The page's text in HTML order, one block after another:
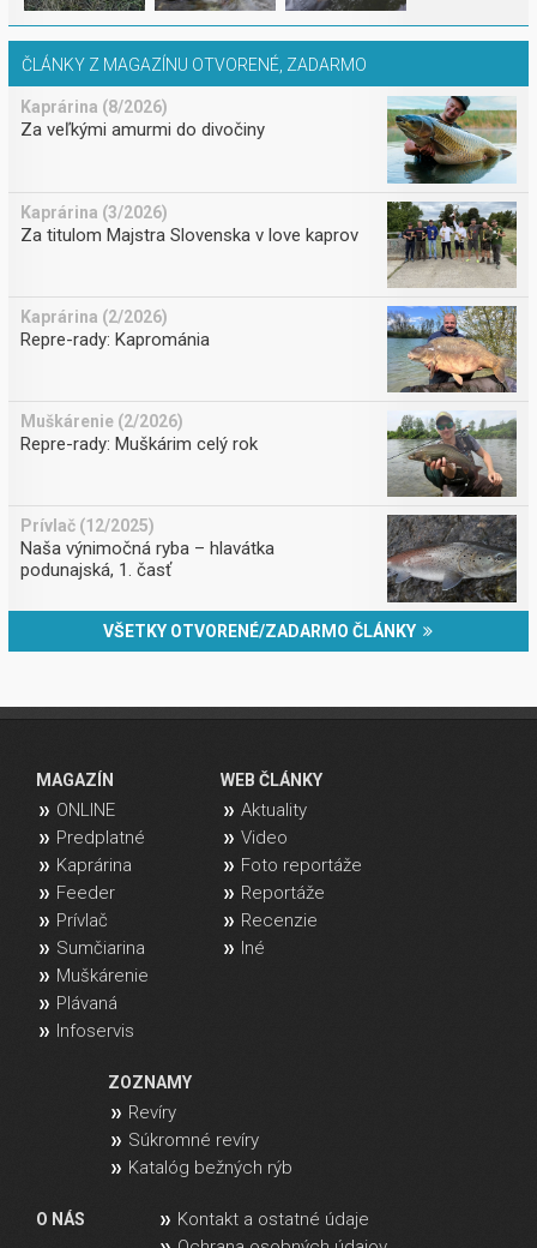
ČLÁNKY Z MAGAZÍNU OTVORENÉ, ZADARMO
Kaprárina (8/2026)
Za veľkými amurmi do divočiny
Kaprárina (3/2026)
Za titulom Majstra Slovenska v love kaprov
Kaprárina (2/2026)
Repre-rady: Kaprománia
Muškárenie (2/2026)
Repre-rady: Muškárim celý rok
Prívlač (12/2025)
Naša výnimočná ryba – hlavátka
podunajská, 1. časť
VŠETKY OTVORENÉ/ZADARMO ČLÁNKY
MAGAZÍN
ONLINE
Predplatné
Kaprárina
Feeder
Prívlač
Sumčiarina
Muškárenie
Plávaná
Infoservis
WEB ČLÁNKY
Aktuality
Video
Foto reportáže
Reportáže
Recenzie
Iné
ZOZNAMY
Revíry
Súkromné revíry
Katalóg bežných rýb
O NÁS
Kontakt a ostatné údaje